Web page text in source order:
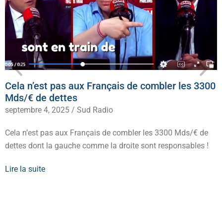
Cela n’est pas aux Français de combler les 3300
Mds/€ de dettes
septembre 4, 2025 / Sud Radio
Cela n’est pas aux Français de combler les 3300 Mds/€ de
dettes dont la gauche comme la droite sont responsables !
Lire la suite